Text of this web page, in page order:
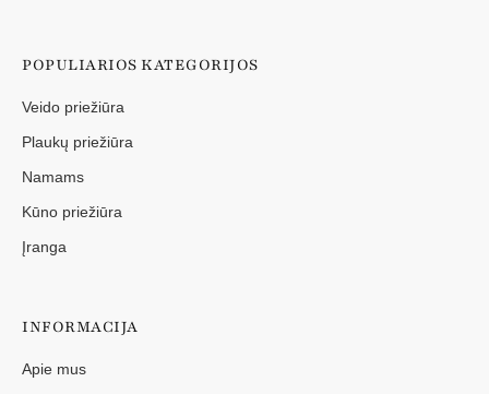
POPULIARIOS KATEGORIJOS
Veido priežiūra
Plaukų priežiūra
Namams
Kūno priežiūra
Įranga
INFORMACIJA
Apie mus